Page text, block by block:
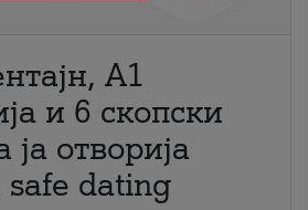
A1
и 6 скопски
отворија
safe dating